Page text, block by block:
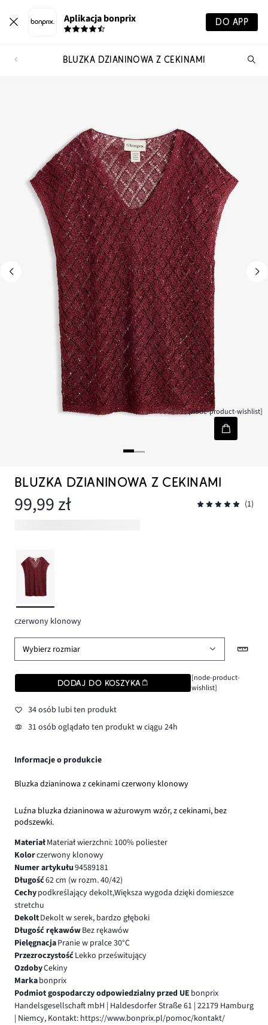
Aplikacja bonprix DO APP
BLUZKA DZIANINOWA Z CEKINAMI
[node-product-wishlist]
BLUZKA DZIANINOWA Z CEKINAMI
99,99 zł (1)
czerwony klonowy
Wybierz rozmiar
DODAJ DO KOSZYKA
[node-product-
wishlist]
34 osób lubi ten produkt
31 osób oglądało ten produkt w ciągu 24h
Informacje o produkcie
Bluzka dzianinowa z cekinami czerwony klonowy
Luźna bluzka dzianinowa w ażurowym wzór, z cekinami, bez
podszewki.
MateriałMateriał wierzchni: 100% poliester
Kolorczerwony klonowy
Numer artykułu94589181
Długość62 cm (w rozm. 40/42)
Cechypodkreślający dekolt,Większa wygoda dzięki domieszce
stretchu
DekoltDekolt w serek, bardzo głęboki
Długość rękawówBez rękawów
PielęgnacjaPranie w pralce 30°C
PrzezroczystośćLekko prześwitujący
OzdobyCekiny
Markabonprix
Podmiot gospodarczy odpowiedzialny przed UE bonprix
Handelsgesellschaft mbH | Haldesdorfer Straße 61 | 22179 Hamburg
| Niemcy, Kontakt: https://www.bonprix.pl/pomoc/kontakt/